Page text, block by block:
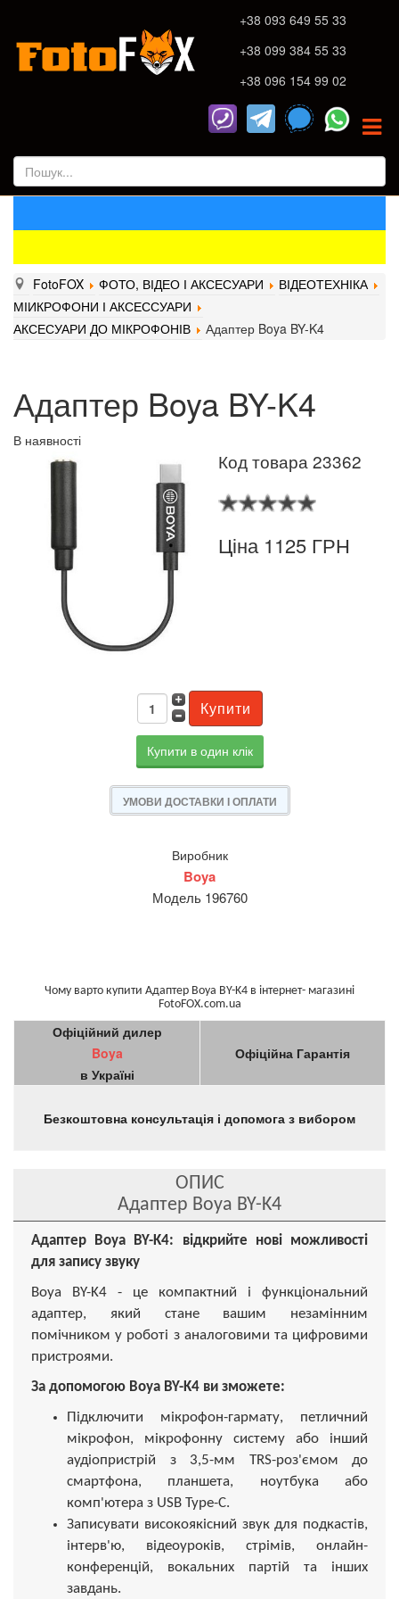
+38 093 649 55 33
+38 099 384 55 33
+38 096 154 99 02
FotoFOX ФОТО, ВІДЕО І АКСЕСУАРИ
ВІДЕОТЕХНІКА
МІИКРОФОНИ І АКСЕССУАРИ
АКСЕСУАРИ ДО МІКРОФОНІВ
Адаптер Boya BY-K4
Адаптер Boya BY-K4
В наявності
Код товара 23362
Ціна 1125 ГРН
Купити в один клік
УМОВИ ДОСТАВКИ І ОПЛАТИ
Виробник
Boya
Модель 196760
Чому варто купити Адаптер Boya BY-K4 в інтернет- магазині
FotoFOX.com.ua
Офіційний дилер
Boya
в Україні
Офіційна Гарантія
Безкоштовна консультація і допомога з вибором
ОПИС
Адаптер Boya BY-K4
Адаптер Boya BY-K4: відкрийте нові можливості
для запису звуку
Boya BY-K4 - це компактний і функціональний
адаптер, який стане вашим незамінним
помічником у роботі з аналоговими та цифровими
пристроями.
За допомогою Boya BY-K4 ви зможете:
Підключити мікрофон-гармату, петличний
мікрофон, мікрофонну систему або інший
аудіопристрій з 3,5-мм TRS-роз'ємом до
смартфона, планшета, ноутбука або
комп'ютера з USB Type-C.
Записувати високоякісний звук для подкастів,
інтерв'ю, відеоуроків, стрімів, онлайн-
конференцій, вокальних партій та інших
завдань.